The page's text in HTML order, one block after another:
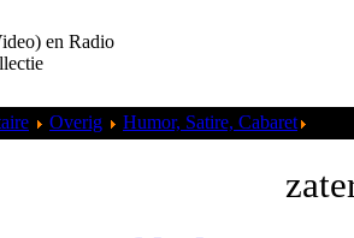
en Radio
Overig Humor, Satire, Cabaret